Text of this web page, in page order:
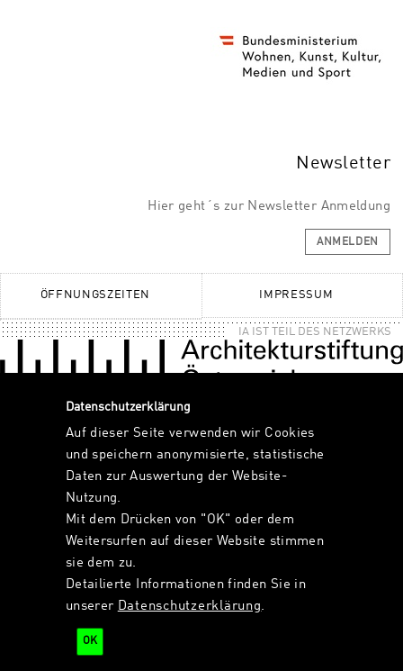
Newsletter
Hier geht´s zur Newsletter Anmeldung
ANMELDEN
ÖFFNUNGSZEITEN IMPRESSUM
IA IST TEIL DES NETZWERKS
Datenschutzerklärung
Auf dieser Seite verwenden wir Cookies
und speichern anonymisierte, statistische
Daten zur Auswertung der Website-
Nutzung.
Mit dem Drücken von "OK" oder dem
Weitersurfen auf dieser Website stimmen
sie dem zu.
Detailierte Informationen finden Sie in
unserer Datenschutzerklärung.
OK